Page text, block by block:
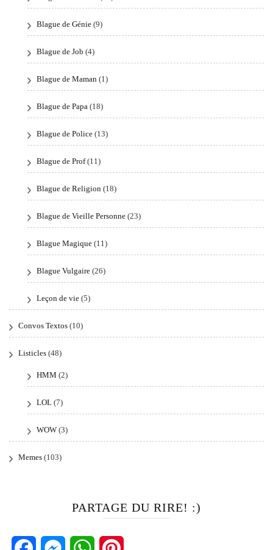
Blague de Génie (9)
Blague de Job (4)
Blague de Maman (1)
Blague de Papa (18)
Blague de Police (13)
Blague de Prof(11)
Blague de Religion (18)
Blague de Vieille Personne (23)
Blague Magique (11)
Blague Vulgaire (26)
Leçon de vie (5)
Convos Textos (10)
Listicles (48)
HMM (2)
LOL (7)
WOW (3)
Memes (103)
PARTAGE DU RIRE! :)